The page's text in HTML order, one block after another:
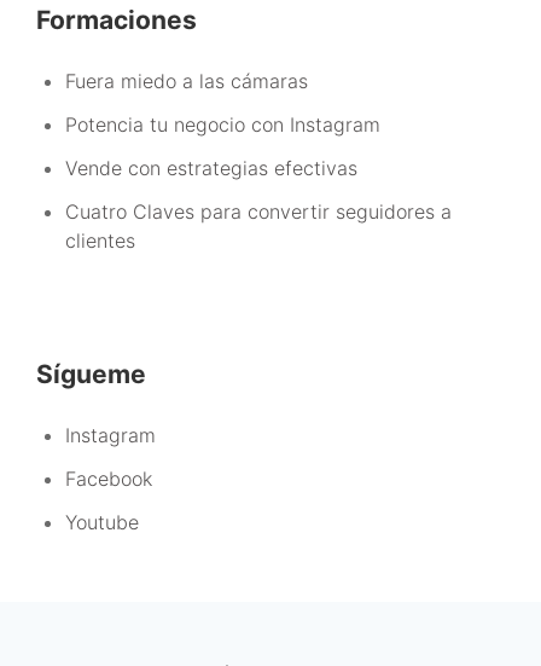
Formaciones
Fuera miedo a las cámaras
Potencia tu negocio con Instagram
Vende con estrategias efectivas
Cuatro Claves para convertir seguidores a
clientes
Sígueme
Instagram
Facebook
Youtube